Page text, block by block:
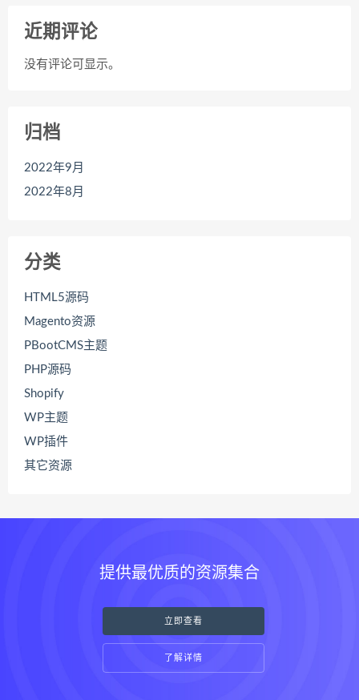
近期评论
没有评论可显示。
归档
2022年9月
2022年8月
分类
HTML5源码
Magento资源
PBootCMS主题
PHP源码
Shopify
WP主题
WP插件
其它资源
提供最优质的资源集合
立即查看
了解详情